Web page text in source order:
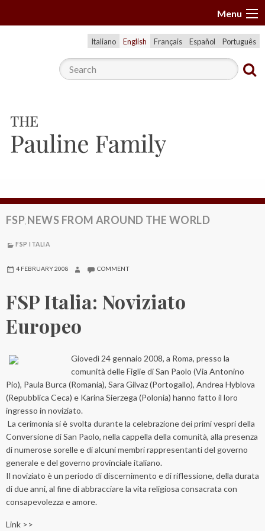
k
t
Menu
Italiano English Français Español Português
FSP, NEWS FROM AROUND THE WORLD
FSP ITALIA
4 FEBRUARY 2008 COMMENT
FSP Italia: Noviziato
Europeo
Giovedì 24 gennaio 2008, a Roma, presso la
comunità delle Figlie di San Paolo (Via Antonino
Pio), Paula Burca (Romania), Sara Gilvaz (Portogallo), Andrea Hyblova
(Repubblica Ceca) e Karina Sierzega (Polonia) hanno fatto il loro
ingresso in noviziato.
La cerimonia si è svolta durante la celebrazione dei primi vespri della
Conversione di San Paolo, nella cappella della comunità, alla presenza
di numerose sorelle e di alcuni membri rappresentanti del governo
generale e del governo provinciale italiano.
Il noviziato è un periodo di discernimento e di riflessione, della durata
di due anni, al fine di abbracciare la vita religiosa consacrata con
consapevolezza e amore.
Link >>